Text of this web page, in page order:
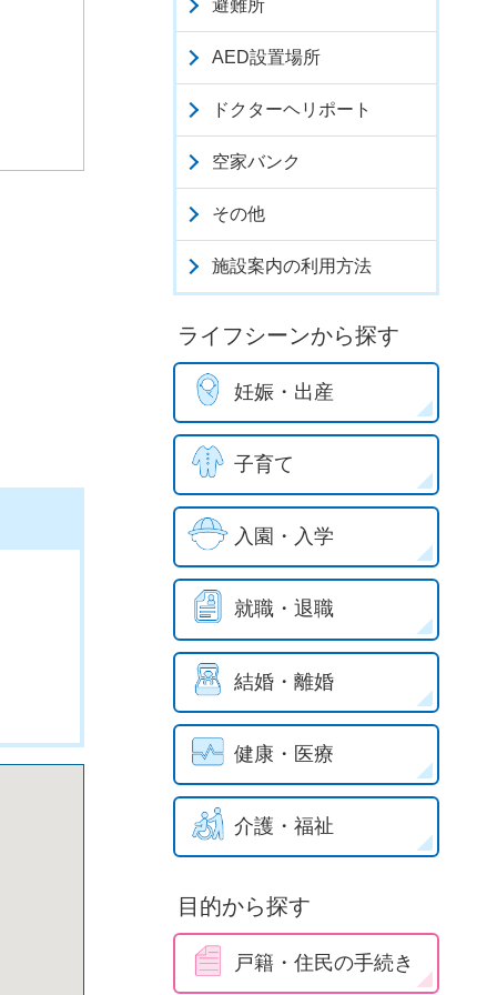
避難所
AED設置場所
ドクターヘリポート
空家バンク
その他
施設案内の利用方法
ライフシーンから探す
妊娠・出産
子育て
入園・入学
就職・退職
結婚・離婚
健康・医療
介護・福祉
目的から探す
戸籍・住民の手続き